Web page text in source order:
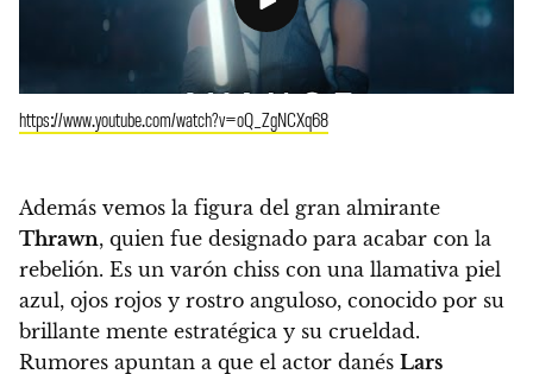
https://www.youtube.com/watch?v=oQ_ZgNCXq68
Además vemos la figura del gran almirante
Thrawn, quien fue designado para acabar con la
rebelión. Es un varón chiss con una llamativa piel
azul, ojos rojos y rostro anguloso, conocido por su
brillante mente estratégica y su crueldad.
Rumores apuntan a que el actor danés Lars